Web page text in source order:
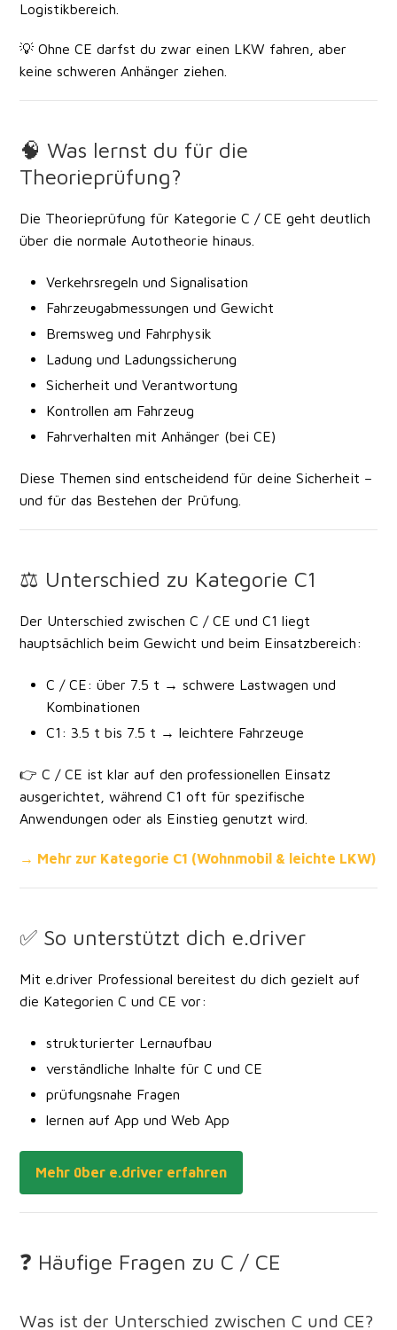
Logistikbereich
💡 Ohne CE darfst du zwar einen LKW fahren, aber
keine schweren Anhänger ziehen.
🧠 Was lernst du für die
Theorieprüfung?
Die Theorieprüfung für Kategorie C / CE geht deutlich
über die normale Autotheorie hinaus.
Verkehrsregeln und Signalisation
Fahrzeugabmessungen und Gewicht
Bremsweg und Fahrphysik
Ladung und Ladungssicherung
Sicherheit und Verantwortung
Kontrollen am Fahrzeug
Fahrverhalten mit Anhänger (bei CE)
Diese Themen sind entscheidend für deine Sicherheit –
und für das Bestehen der Prüfung.
⚖️ Unterschied zu Kategorie C1
Der Unterschied zwischen C / CE und C1 liegt
hauptsächlich beim Gewicht und beim Einsatzbereich:
C / CE: über 7.5 t → schwere Lastwagen und
Kombinationen
C1: 3.5 t bis 7.5 t → leichtere Fahrzeuge
👉 C / CE ist klar auf den professionellen Einsatz
ausgerichtet, während C1 oft für spezifische
Anwendungen oder als Einstieg genutzt wird.
→ Mehr zur Kategorie C1 (Wohnmobil & leichte LKW)
✅ So unterstützt dich e.driver
Mit e.driver Professional bereitest du dich gezielt auf
die Kategorien C und CE vor:
strukturierter Lernaufbau
verständliche Inhalte für C und CE
prüfungsnahe Fragen
lernen auf App und Web App
Mehr über e.driver erfahren
❓ Häufige Fragen zu C / CE
Was ist der Unterschied zwischen C und CE?